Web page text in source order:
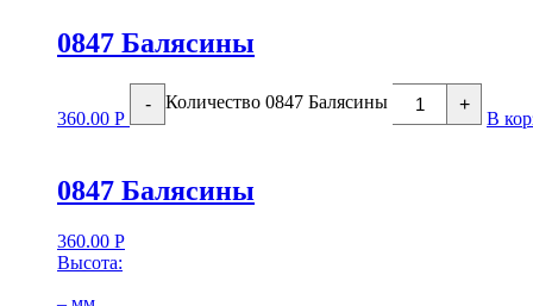
0847 Балясины
360.00 Р
- Количество 0847 Балясины +
В
0847 Балясины
360.00 Р
Высота: